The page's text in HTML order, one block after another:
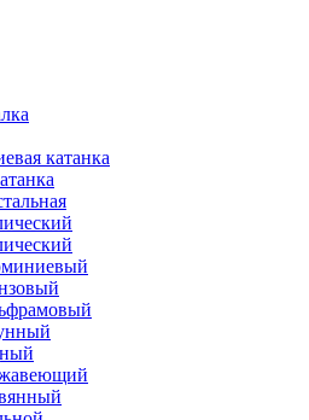
катанка